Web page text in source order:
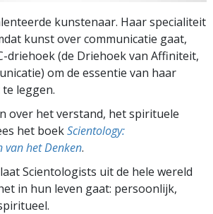
kunstenaar. Haar specialiteit
kunst over communicatie gaat,
driehoek (de Driehoek van Affiniteit,
om de essentie van haar
leggen.
over het verstand, het spirituele
het boekScientology:
van het Denken.
laat Scientologists uit de hele wereld
in hun leven gaat: persoonlijk,